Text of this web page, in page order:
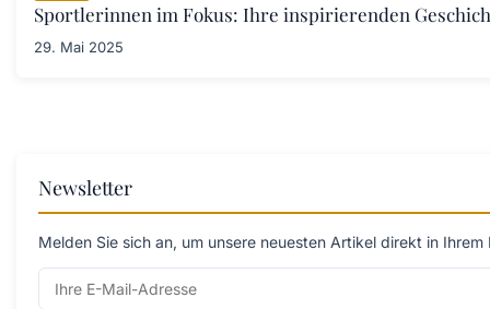
Sportlerinnen im Fokus: Ihre inspirierenden
29. Mai 2025
Newsletter
Melden Sie sich an, um unsere neuesten Artikel direkt in